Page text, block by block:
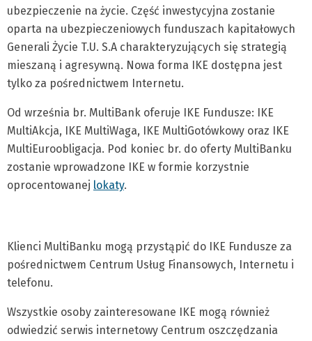
ubezpieczenie na życie. Część inwestycyjna zostanie
oparta na ubezpieczeniowych funduszach kapitałowych
Generali Życie T.U. S.A charakteryzujących się strategią
mieszaną i agresywną. Nowa forma IKE dostępna jest
tylko za pośrednictwem Internetu.
Od września br. MultiBank oferuje IKE Fundusze: IKE
MultiAkcja, IKE MultiWaga, IKE MultiGotówkowy oraz IKE
MultiEuroobligacja. Pod koniec br. do oferty MultiBanku
zostanie wprowadzone IKE w formie korzystnie
oprocentowanej lokaty.
Klienci MultiBanku mogą przystąpić do IKE Fundusze za
pośrednictwem Centrum Usług Finansowych, Internetu i
telefonu.
Wszystkie osoby zainteresowane IKE mogą również
odwiedzić serwis internetowy Centrum oszczędzania